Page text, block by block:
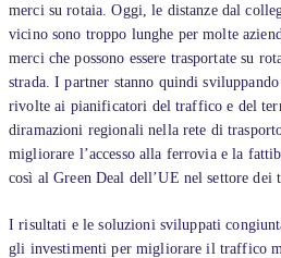
merci su rotaia. Oggi, le distanze dal
vicino sono troppo lunghe per molte
merci che possono essere trasportate su
strada. I partner stanno quindi
rivolte ai pianificatori del traffico e del
diramazioni regionali nella rete di
migliorare l’accesso alla ferrovia e la
così al Green Deal dell’UE nel settore dei
I risultati e le soluzioni sviluppati
gli investimenti per migliorare il traffico